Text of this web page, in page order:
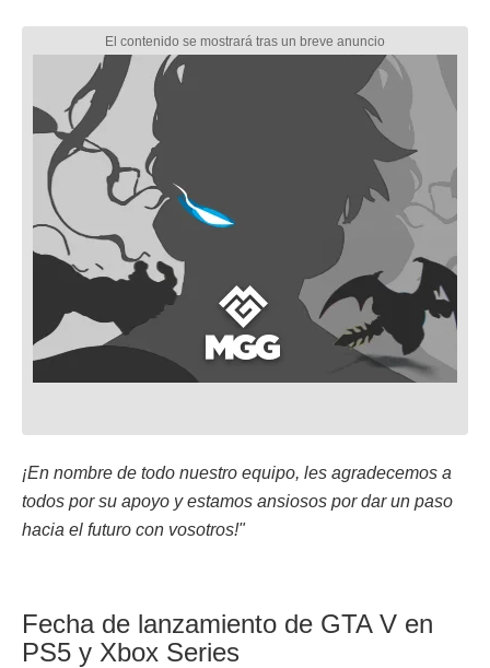
¡En nombre de todo nuestro equipo, les agradecemos a
todos por su apoyo y estamos ansiosos por dar un paso
hacia el futuro con vosotros!"
Fecha de lanzamiento de GTA V en
PS5 y Xbox Series